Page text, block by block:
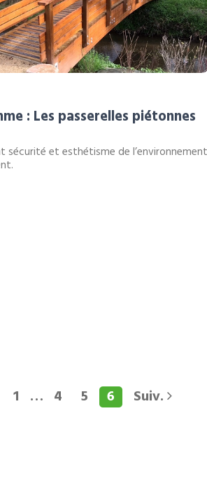
: Les passerelles piétonnes
sécurité et esthétisme de l’environnement
1 … 4 5 6 Suiv.